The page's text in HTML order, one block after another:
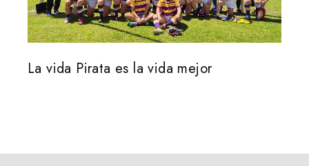
La vida Pirata es la vida mejor